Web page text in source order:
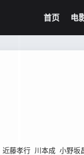
首页 电
近藤孝行 川本成 小野坂